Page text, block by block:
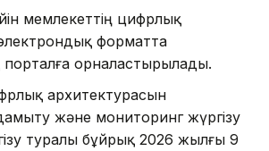
мемлекеттің цифрлық
форматта
порталға орналастырылады.
архитектурасын
және мониторинг жүргізу
туралы бұйрық 2026 жылғы 9